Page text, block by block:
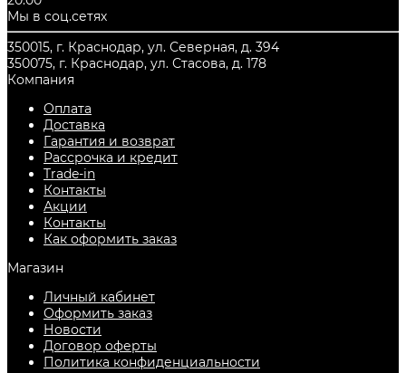
цене. Всегда есть в наличии в городе
Мы в соц.сетях
350015, г. Краснодар, ул. Северная, д. 394
350075, г. Краснодар, ул. Стасова, д. 178
Компания
Оплата
Доставка
Гарантия и возврат
Рассрочка и кредит
Trade-in
Контакты
Акции
Контакты
Как оформить заказ
Магазин
Личный кабинет
Оформить заказ
Новости
Договор оферты
Политика конфиденциальности